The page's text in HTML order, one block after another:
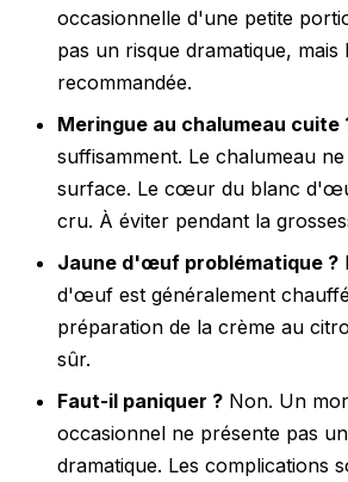
occasionnelle d'une petite
pas un risque dramatique,
recommandée.
Meringue au chalumeau cuite
suffisamment. Le chalumeau
surface. Le cœur du blanc
cru. À éviter pendant la
Jaune d'œuf problématique ?
d'œuf est généralement
préparation de la crème au
sûr.
Faut-il paniquer ? Non. Un
occasionnel ne présente pas
dramatique. Les complications